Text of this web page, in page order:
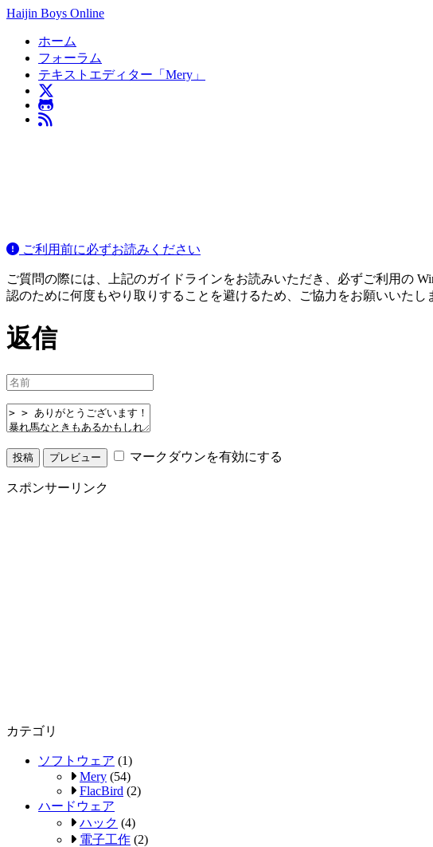
Haijin Boys Online
ホーム
フォーラム
テキストエディター「Mery」
ご利用前に必ずお読みください
ご質問の際には、上記のガイドラインをお読みいただき、必ずご利用の
認のために何度もやり取りすることを避けるため、ご協力をお願いいたし
返信
マークダウンを有効にする
スポンサーリンク
カテゴリ
ソフトウェア (1)
Mery (54)
FlacBird (2)
ハードウェア
ハック (4)
電子工作 (2)